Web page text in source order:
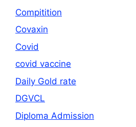
Compitition
Covaxin
Covid
covid vaccine
Daily Gold rate
DGVCL
Diploma Admission